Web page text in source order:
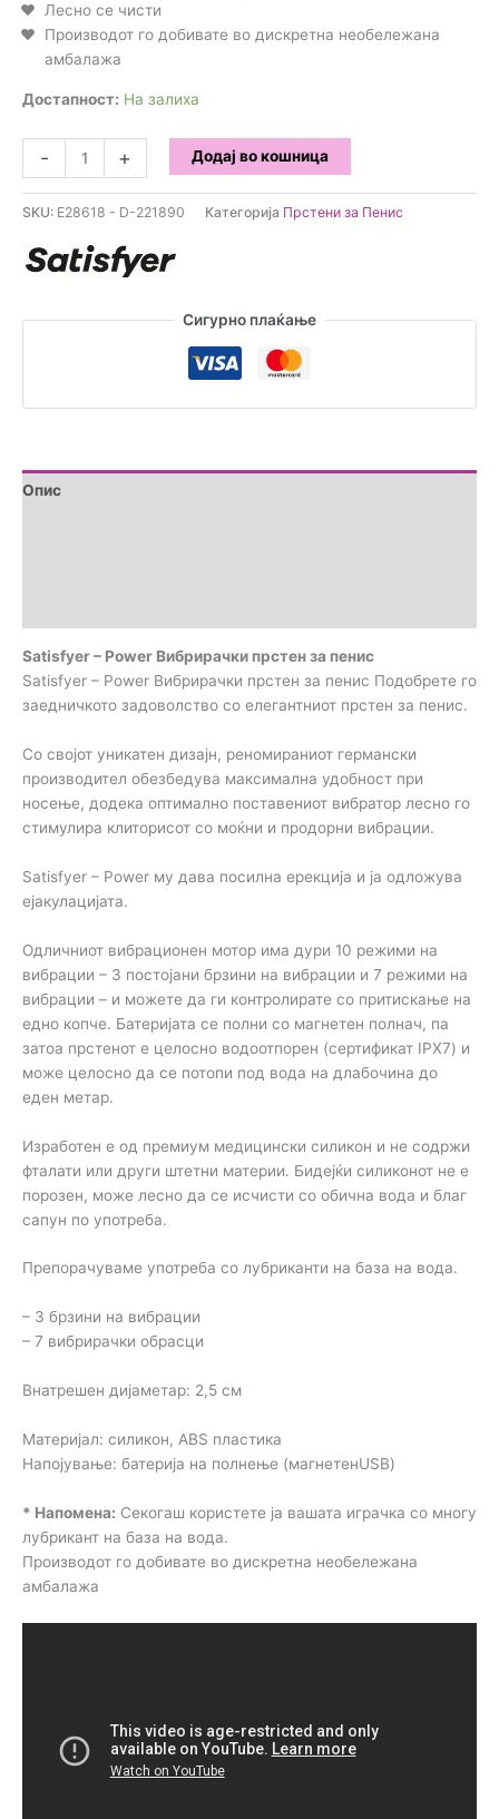
Лесно се чисти
Производот го добивате во дискретна необележана
амбалажа
Достапност: На залиха
-
Satisfyer
-
Power
Вибрирачки
прстен
за
количина
+ Додај во кошница
SKU: E28618 - D-221890 Категорија Прстени за Пенис
Сигурно плаќање
Опис
Satisfyer – Power Вибрирачки прстен за пенис
Satisfyer – Power Вибрирачки прстен за пенис Подобрете го
заедничкото задоволство со елегантниот прстен за пенис.
Со својот уникатен дизајн, реномираниот германски
производител обезбедува максимална удобност при
носење, додека оптимално поставениот вибратор лесно го
стимулира клиторисот со моќни и продорни вибрации.
Satisfyer – Power му дава посилна ерекција и ја одложува
ејакулацијата.
Одличниот вибрационен мотор има дури 10 режими на
вибрации – 3 постојани брзини на вибрации и 7 режими на
вибрации – и можете да ги контролирате со притискање на
едно копче. Батеријата се полни со магнетен полнач, па
затоа прстенот е целосно водоотпорен (сертификат IPX7) и
може целосно да се потопи под вода на длабочина до
еден метар.
Изработен е од премиум медицински силикон и не содржи
фталати или други штетни материи. Бидејќи силиконот не е
порозен, може лесно да се исчисти со обична вода и благ
сапун по употреба.
Препорачуваме употреба со лубриканти на база на вода.
– 3 брзини на вибрации
– 7 вибрирачки обрасци
Внатрешен дијаметар: 2,5 см
Материјал: силикон, ABS пластика
Напојување: батерија на полнење (магнетенUSB)
* Напомена: Секогаш користете ја вашата играчка со многу
лубрикант на база на вода.
Производот го добивате во дискретна необележана
амбалажа